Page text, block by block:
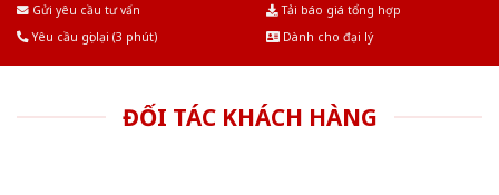
Gửi yêu cầu tư vấn
Tải báo giá tổng hợp
Yêu cầu gọi lại (3 phút)
Dành cho đại lý
ĐỐI TÁC KHÁCH HÀNG